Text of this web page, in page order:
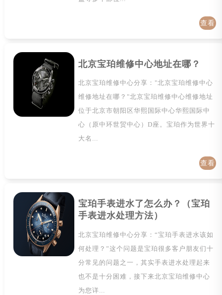
查看
北京宝珀维修中心地址在哪？
北京宝珀维修中心分享："北京宝珀维修中心
维修地址在哪？"北京宝珀维修中心维修地址
位于北京市朝阳区华熙国际中心华熙国际中
心（原中环世贸中心）D座。宝珀作为世界十
大名...
查看
宝珀手表进水了怎么办？（宝珀
手表进水处理方法）
北京宝珀维修中心分享：“宝珀手表进水该如
何处理？”这个问题是宝珀很多客户朋友们十
分常见的问题之一，其实手表进水处理起来
也不是十分困难，接下来北京宝珀维修中心
为您详...